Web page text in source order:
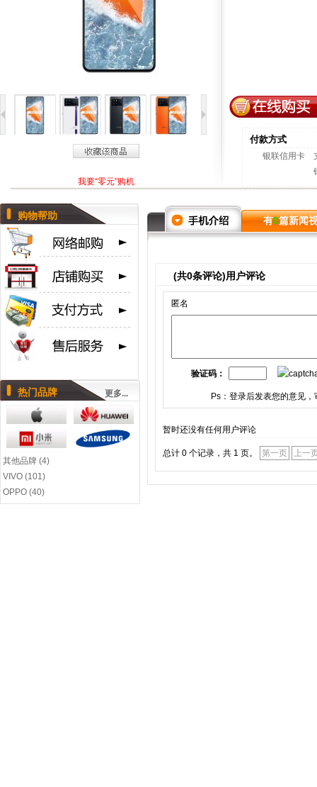
我要“零元”购机
付款方式
银联信用卡
购物帮助
热门品牌 更多...
其他品牌 (4)
VIVO (101)
OPPO (40)
有0篇新闻
(共0条评论)用户评论
匿名
验证码：
Ps：登录后发表您的意见
暂时还没有任何用户评论
总计 0 个记录，共 1 页。 第一页 上一